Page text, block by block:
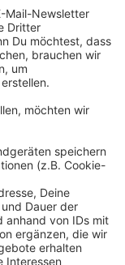
habe den
S.
es an.
in